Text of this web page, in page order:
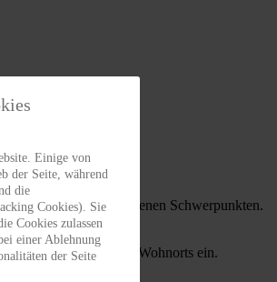
Berufen mit verschiedenen Schwerpunkten.
unseres Wohnorts ein.
Einige von
der Seite, während
die
Cookies). Sie
Cookies zulassen
einer Ablehnung
der Seite